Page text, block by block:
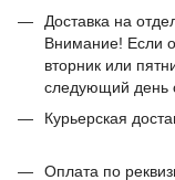
Доставка на
Внимание! Если
вторник или
следующий день
Курьерская
Оплата по